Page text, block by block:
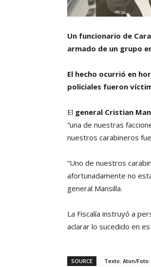
Un funcionario de
armado de un grupo
El hecho ocurrió en
policiales fueron
El general Cristian
“una de nuestras
nuestros carabineros
“Uno de nuestros
afortunadamente no
general Mansilla.
La Fiscalía instruyó a
aclarar lo sucedido en
SOURCE
Texto: Aton/Foto: